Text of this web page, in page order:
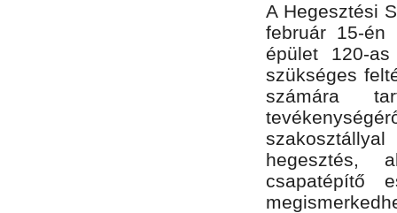
A Hegesztési
február 15-
épület 120-
szükséges
számára
hegesztés,
csapatépítő